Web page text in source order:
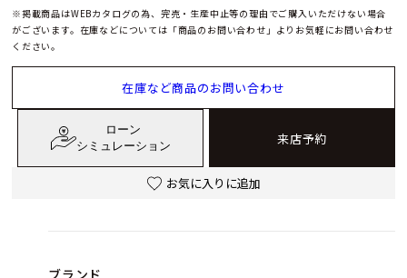
※掲載商品はWEBカタログの為、完売・生産中止等の理由でご購入いただけない場合
がございます。在庫などについては「商品のお問い合わせ」よりお気軽にお問い合わせ
ください。
在庫など商品のお問い合わせ
ローン
シミュレーション
来店予約
お気に入りに追加
ブランド